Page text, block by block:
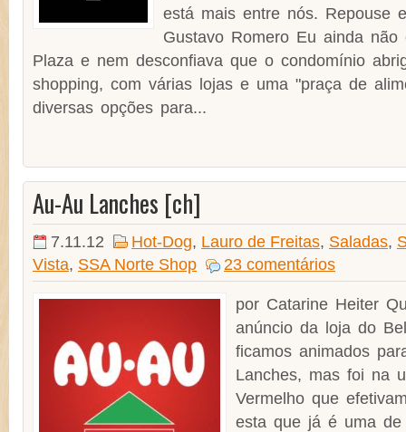
está mais entre nós. Repouse
Gustavo Romero Eu ainda não
Plaza e nem desconfiava que o condomínio
shopping, com várias lojas e uma "praça de
diversas opções para...
Au-Au Lanches [ch]
7.11.12 Hot-Dog, Lauro de Freitas, Saladas,
Vista, SSA Norte Shop 23 comentários
por Catarine Heiter
anúncio da loja do
ficamos animados
Lanches, mas foi na
Vermelho que
esta que já é uma de